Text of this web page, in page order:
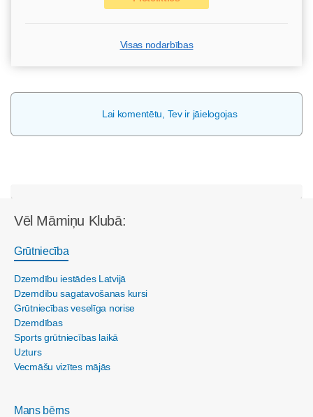
Visas nodarbības
Lai komentētu, Tev ir jāielogojas
Vēl Māmiņu Klubā:
Grūtniecība
Dzemdību iestādes Latvijā
Dzemdību sagatavošanas kursi
Grūtniecības veselīga norise
Dzemdības
Sports grūtniecības laikā
Uzturs
Vecmāšu vizītes mājās
Mans bērns